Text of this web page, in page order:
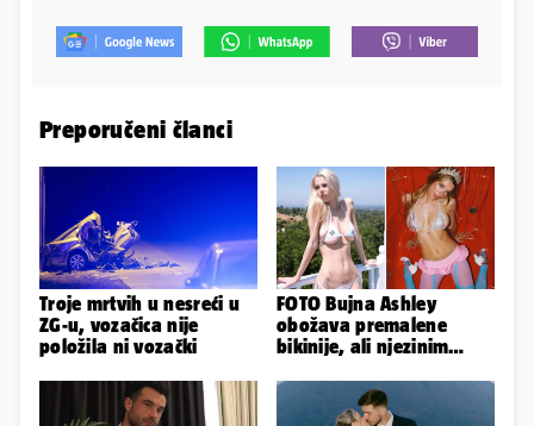
Preporučeni članci
Troje mrtvih u nesreći u
ZG-u, vozačica nije
položila ni vozački
FOTO Bujna Ashley
obožava premalene
bikinije, ali njezinim
smeta